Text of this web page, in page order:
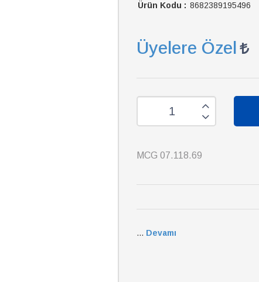
Ürün Kodu : 8682389195496
Üyelere Özel
MCG 07.118.69
... Devamı